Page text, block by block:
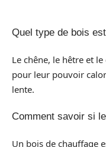
Quel type de bois
Le chêne, le hêtre et
pour leur pouvoir
lente.
Comment savoir si
Un bois de chauffage